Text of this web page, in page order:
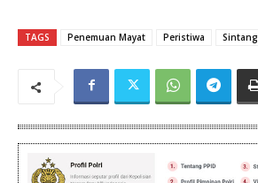
TAGS Penemuan Mayat Peristiwa Sintang